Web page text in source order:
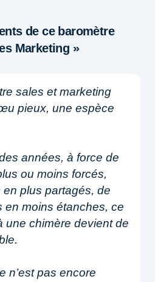
de ce baromètre
Marketing »
sales et marketing
pieux, une espèce
années, à force de
ou moins forcés,
en plus partagés, de
en moins étanches, ce
une chimère devient de
n’est pas encore